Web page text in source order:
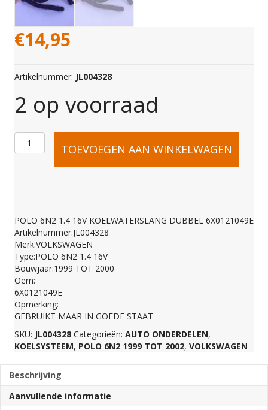
€14,95
Artikelnummer: JL004328
2 op voorraad
POLO
1.4
16V
KOELWATERSLANG
DUBBEL
6X0121049E
aantal
TOEVOEGEN AAN WINKELWAGEN
POLO 6N2 1.4 16V KOELWATERSLANG DUBBEL 6X0121049E
Artikelnummer:JL004328
Merk:VOLKSWAGEN
Type:POLO 6N2 1.4 16V
Bouwjaar:1999 TOT 2000
Oem:
6X0121049E
Opmerking:
GEBRUIKT MAAR IN GOEDE STAAT
SKU: JL004328 Categorieën: AUTO ONDERDELEN,
KOELSYSTEEM, POLO 6N2 1999 TOT 2002, VOLKSWAGEN
Beschrijving
Aanvullende informatie